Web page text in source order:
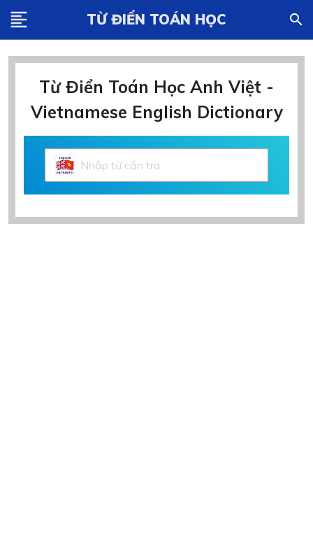
format_align_left TỪ ĐIỂN TOÁN HỌC search
Từ Điển Toán Học Anh Việt -
Vietnamese English Dictionary